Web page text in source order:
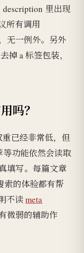
里出现
所有调用
无一例外。另外
掉 a 标签包装，
吗？
已经非常低，但
等功能依然会读取
填写。每篇文章
索的体验都有帮
不读meta
微弱的辅助作